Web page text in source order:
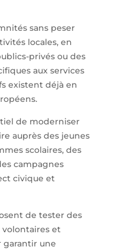
sans peser
locales, en
privés ou des
aux services
existent déjà en
de moderniser
auprès des jeunes
scolaires, des
campagnes
civique et
de tester des
et
garantir une